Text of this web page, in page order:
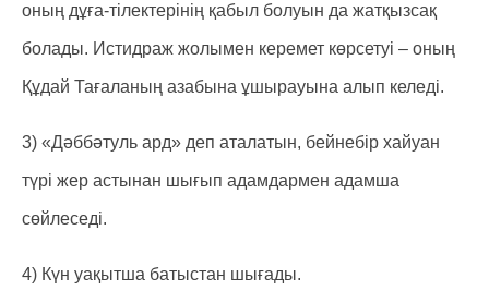
оның дұға-тілектерінің қабыл болуын да жатқызсақ
болады. Истидраж жолымен керемет көрсетуі – оның
Құдай Тағаланың азабына ұшырауына алып келеді.
3) «Дәббәтуль ард» деп аталатын, бейнебір хайуан
түрі жер астынан шығып адамдармен адамша
сөйлеседі.
4) Күн уақытша батыстан шығады.